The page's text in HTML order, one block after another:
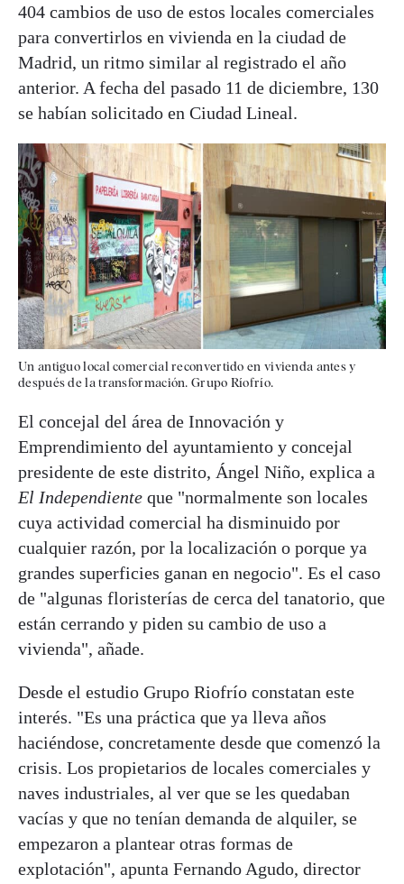
404 cambios de uso de estos locales comerciales
para convertirlos en vivienda en la ciudad de
Madrid, un ritmo similar al registrado el año
anterior. A fecha del pasado 11 de diciembre, 130
se habían solicitado en Ciudad Lineal.
Un antiguo local comercial reconvertido en vivienda antes y
después de la transformación. Grupo Ríofrío.
El concejal del área de Innovación y
Emprendimiento del ayuntamiento y concejal
presidente de este distrito, Ángel Niño, explica a
El Independiente que "normalmente son locales
cuya actividad comercial ha disminuido por
cualquier razón, por la localización o porque ya
grandes superficies ganan en negocio". Es el caso
de "algunas floristerías de cerca del tanatorio, que
están cerrando y piden su cambio de uso a
vivienda", añade.
Desde el estudio Grupo Riofrío constatan este
interés. "Es una práctica que ya lleva años
haciéndose, concretamente desde que comenzó la
crisis. Los propietarios de locales comerciales y
naves industriales, al ver que se les quedaban
vacías y que no tenían demanda de alquiler, se
empezaron a plantear otras formas de
explotación", apunta Fernando Agudo, director